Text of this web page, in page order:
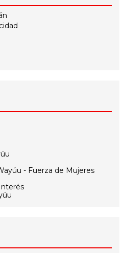
- Fuerza de Mujeres